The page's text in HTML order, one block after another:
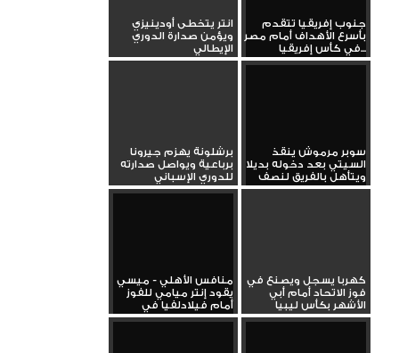
جنوب إفريقيا تتقدم
بأسرع الأهداف أمام مصر
في كأس إفريقيا...
انتر يتخطى أودينيزي
ويؤمن صدارة الدوري
الإيطالي
سوبر مرموش ينقذ
السيتي بعد دخوله بديلا
ويتأهل بالفريق لنصف
نهائي...
برشلونة يهزم جيرونا
برباعية ويواصل صدارته
للدوري الإسباني
كهربا يسجل ويصنع في
فوز الاتحاد أمام أبي
الأشهر بكأس ليبيا
منافس الأهلي - ميسي
يقود إنتر ميامي للفوز
أمام فيلادلفيا في
الدوري...